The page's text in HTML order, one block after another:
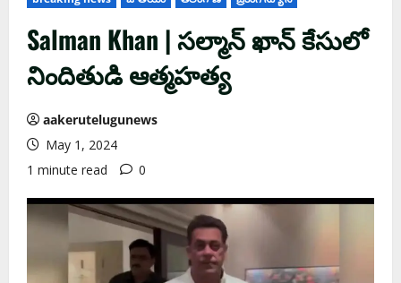
Salman Khan | స‌ల్మాన్ ఖాన్ కేసులో
నిందితుడి ఆత్మ‌హ‌త్య
aakerutelugunews
May 1, 2024
1 minute read
0